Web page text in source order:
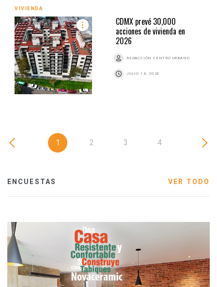
VIVIENDA
CDMX prevé 30,000
acciones de vivienda en
2026
REDACCIÓN CENTRO URBANO
JULIO 14, 2026
1 2 3 4
ENCUESTAS VER TODO